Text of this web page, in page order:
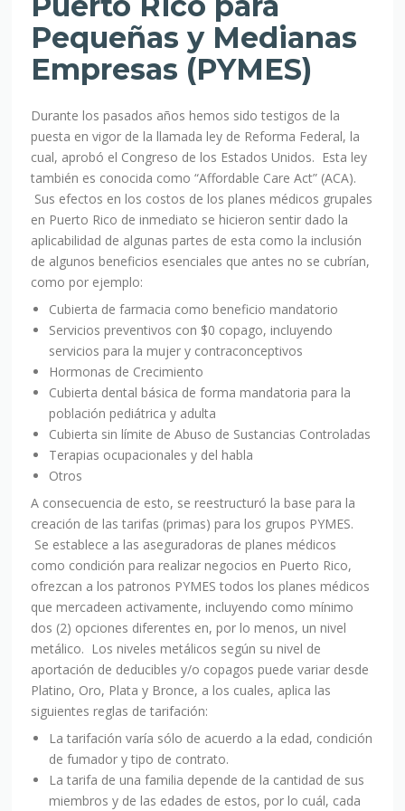
Pequeñas y Medianas
Empresas (PYMES)
Durante los pasados años hemos sido testigos de la
puesta en vigor de la llamada ley de Reforma Federal, la
cual, aprobó el Congreso de los Estados Unidos. Esta ley
también es conocida como “Affordable Care Act” (ACA).
Sus efectos en los costos de los planes médicos grupales
en Puerto Rico de inmediato se hicieron sentir dado la
aplicabilidad de algunas partes de esta como la inclusión
de algunos beneficios esenciales que antes no se cubrían,
como por ejemplo:
Cubierta de farmacia como beneficio mandatorio
Servicios preventivos con $0 copago, incluyendo
servicios para la mujer y contraconceptivos
Hormonas de Crecimiento
Cubierta dental básica de forma mandatoria para la
población pediátrica y adulta
Cubierta sin límite de Abuso de Sustancias Controladas
Terapias ocupacionales y del habla
Otros
A consecuencia de esto, se reestructuró la base para la
creación de las tarifas (primas) para los grupos PYMES.
Se establece a las aseguradoras de planes médicos
como condición para realizar negocios en Puerto Rico,
ofrezcan a los patronos PYMES todos los planes médicos
que mercadeen activamente, incluyendo como mínimo
dos (2) opciones diferentes en, por lo menos, un nivel
metálico. Los niveles metálicos según su nivel de
aportación de deducibles y/o copagos puede variar desde
Platino, Oro, Plata y Bronce, a los cuales, aplica las
siguientes reglas de tarifación:
La tarifación varía sólo de acuerdo a la edad, condición
de fumador y tipo de contrato.
La tarifa de una familia depende de la cantidad de sus
miembros y de las edades de estos, por lo cuál, cada